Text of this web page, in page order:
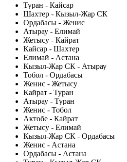
Туран - Кайсар
Шахтер - Кызыл-Жар СК
Ордабасы - Женис
Атырау - Елимай
Жетысу - Кайрат
Кайсар - Шахтер
Елимай - Астана
Кызыл-Жар СК - Атырау
Тобол - Ордабасы
Женис - Жетысу
Кайрат - Туран
Атырау - Туран
Женис - Тобол
Актобе - Кайрат
Жетысу - Елимай
Кызыл-Жар СК - Ордабасы
Женис - Астана
Ордабасы - Астана